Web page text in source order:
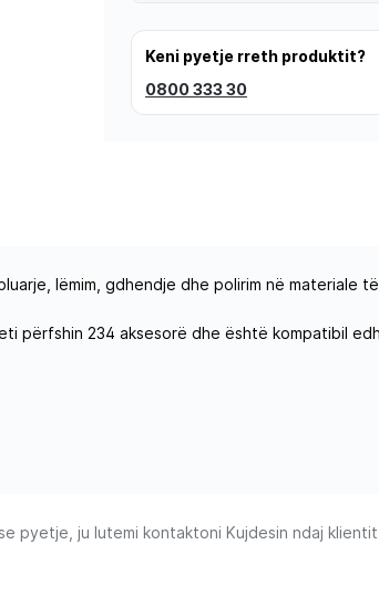
Keni pyetje rreth produktit?
0800 333 30
lëmim, gdhendje dhe polirim në materiale
përfshin 234 aksesorë dhe është kompatibil
pyetje, ju lutemi kontaktoni Kujdesin ndaj